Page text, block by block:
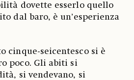
dovette esserlo quello
dal baro, è un’esperienza
cinque-seicentesco si è
poco. Gli abiti si
si vendevano, si